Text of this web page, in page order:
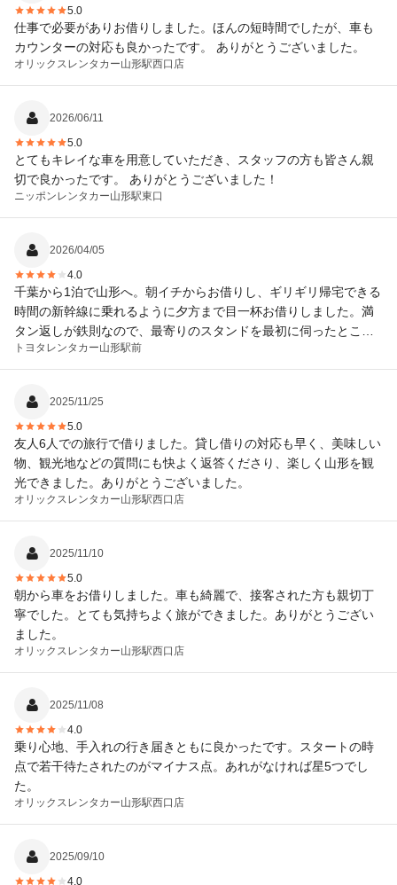
5.0
仕事で必要がありお借りしました。ほんの短時間でしたが、車も
カウンターの対応も良かったです。 ありがとうございました。
オリックスレンタカー山形駅西口店
2026/06/11
5.0
とてもキレイな車を用意していただき、スタッフの方も皆さん親
切で良かったです。 ありがとうございました！
ニッポンレンタカー山形駅東口
2026/04/05
4.0
千葉から1泊で山形へ。朝イチからお借りし、ギリギリ帰宅できる
時間の新幹線に乗れるように夕方まで目一杯お借りしました。満
タン返しが鉄則なので、最寄りのスタンドを最初に伺ったとこ
ろ、「走行距離で精算もできるので、スタンド寄らないで時間い
っぱい楽しんでくださって大丈夫ですよ！」と、笑顔で対応して
す。ありがとうございました。
トヨタレンタカー山形駅前
2025/11/25
5.0
友人6人での旅行で借りました。貸し借りの対応も早く、美味しい
物、観光地などの質問にも快よく返答くださり、楽しく山形を観
光できました。ありがとうございました。
オリックスレンタカー山形駅西口店
2025/11/10
5.0
朝から車をお借りしました。車も綺麗で、接客された方も親切丁
寧でした。とても気持ちよく旅ができました。ありがとうござい
ました。
オリックスレンタカー山形駅西口店
2025/11/08
4.0
乗り心地、手入れの行き届きともに良かったです。スタートの時
点で若干待たされたのがマイナス点。あれがなければ星5つでし
た。
オリックスレンタカー山形駅西口店
2025/09/10
4.0